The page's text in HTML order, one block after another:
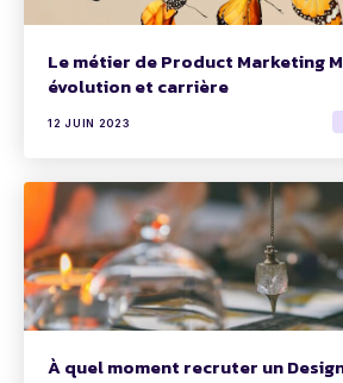
Le métier de Product Marketing
évolution et carrière
12 JUIN 2023
À quel moment recruter un